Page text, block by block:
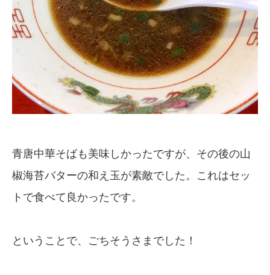
青唐中華そばも美味しかったですが、その後の山
椒海苔バターの和え玉が素敵でした。これはセッ
トで食べて良かったです。
ということで、ごちそうさまでした！